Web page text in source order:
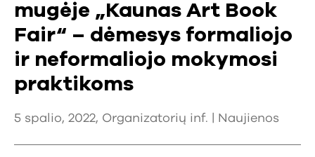
mugėje „Kaunas Art Book
Fair“ – dėmesys formaliojo
ir neformaliojo mokymosi
praktikoms
5 spalio, 2022, Organizatorių inf. | Naujienos